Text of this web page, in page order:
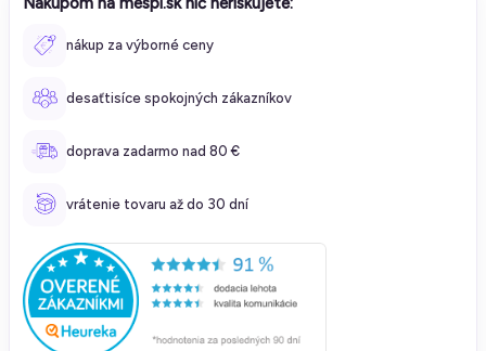
nákup za výborné ceny
desaťtisíce spokojných zákazníkov
doprava zadarmo nad 80 €
vrátenie tovaru až do 30 dní